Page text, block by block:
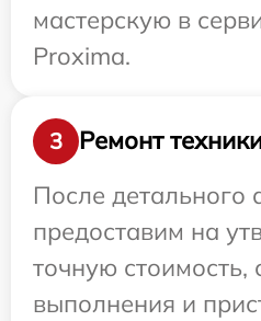
мастерскую в
Proxima.
3
Ремонт
После детального
предоставим на
точную стоимость,
выполнения и